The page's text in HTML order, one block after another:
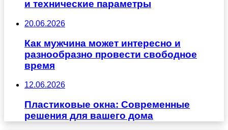
и технические параметры
20.06.2026
Как мужчина может интересно и
разнообразно провести свободное
время
12.06.2026
Пластиковые окна: Современные
решения для вашего дома